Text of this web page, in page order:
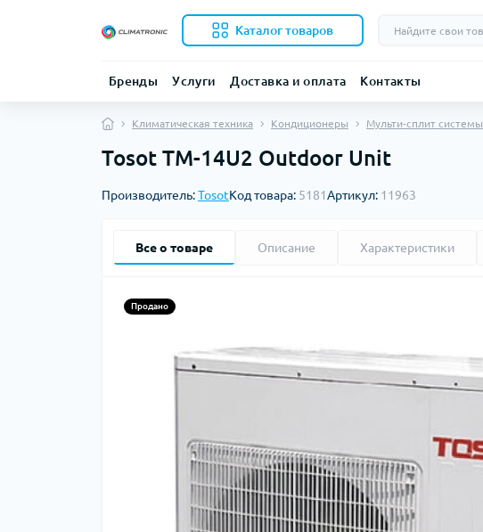
Каталог товаров
Бренды Услуги Доставка и оплата Контакты
Климатическая техника Кондиционеры Мульти-сплит системы
Tosot TM-14U2 Outdoor Unit
Производитель:TosotКод товара: 5181Артикул: 11963
Все о товаре Описание Характеристики
Продано